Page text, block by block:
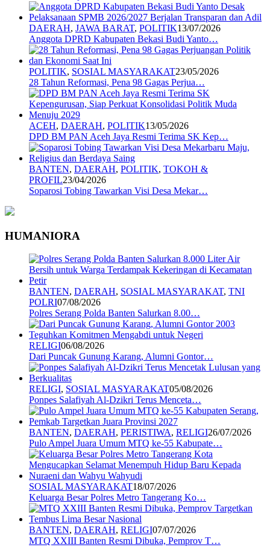
DAERAH, JAWA BARAT, POLITIK13/07/2026
Anggota DPRD Kabupaten Bekasi Budi Yanto…
POLITIK, SOSIAL MASYARAKAT23/05/2026
28 Tahun Reformasi, Pena 98 Gagas Perjua…
ACEH, DAERAH, POLITIK13/05/2026
DPD BM PAN Aceh Jaya Resmi Terima SK Kep…
BANTEN, DAERAH, POLITIK, TOKOH &
PROFIL23/04/2026
Soparosi Tobing Tawarkan Visi Desa Mekar…
HUMANIORA
BANTEN, DAERAH, SOSIAL MASYARAKAT, TNI
POLRI07/08/2026
Polres Serang Polda Banten Salurkan 8.00…
RELIGI06/08/2026
Dari Puncak Gunung Karang, Alumni Gontor…
RELIGI, SOSIAL MASYARAKAT05/08/2026
Ponpes Salafiyah Al-Dzikri Terus Menceta…
BANTEN, DAERAH, PERISTIWA, RELIGI26/07/2026
Pulo Ampel Juara Umum MTQ ke-55 Kabupate…
SOSIAL MASYARAKAT18/07/2026
Keluarga Besar Polres Metro Tangerang Ko…
BANTEN, DAERAH, RELIGI07/07/2026
MTQ XXIII Banten Resmi Dibuka, Pemprov T…